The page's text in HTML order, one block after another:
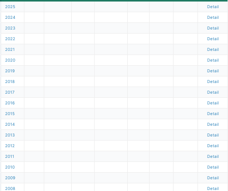
2025 Detail
2024 Detail
2023 Detail
2022 Detail
2021 Detail
2020 Detail
2019 Detail
2018 Detail
2017 Detail
2016 Detail
2015 Detail
2014 Detail
2013 Detail
2012 Detail
2011 Detail
2010 Detail
2009 Detail
2008 Detail